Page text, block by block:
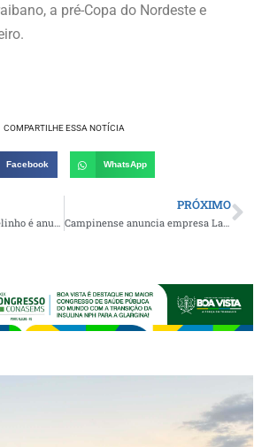
a pré-Copa do Nordeste e
COMPARTILHE ESSA NOTÍCIA
Facebook WhatsApp
PRÓXIMO
Campinense anuncia empresa Lance como o novo fornecedor de material esportivo para 2025